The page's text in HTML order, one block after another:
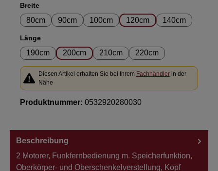
Breiteauswählen
80cm 90cm 100cm 120cm 140cm
Längeauswählen
190cm 200cm 210cm 220cm
Diesen Artikel erhalten Sie bei Ihrem Fachhändlerin der
Nähe
Produktnummer: 0532920280030
Beschreibung
2 Motorer, Funkfernbedienung m. Speicherfunktion,
Oberkörper- und Oberschenkelverstellung, Kopf